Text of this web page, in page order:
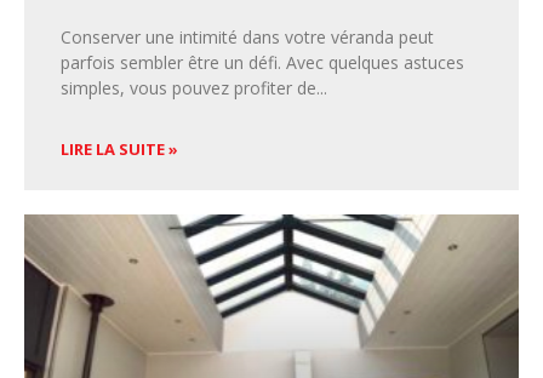
Conserver une intimité dans votre véranda peut
parfois sembler être un défi. Avec quelques astuces
simples, vous pouvez profiter de
LIRE LA SUITE »